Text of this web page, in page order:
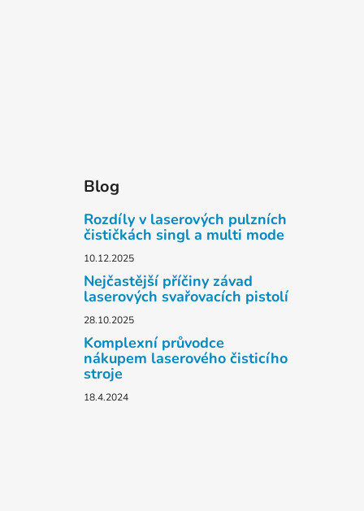
Blog
Rozdíly v laserových pulzních
čističkách singl a multi mode
10.12.2025
Nejčastější příčiny závad
laserových svařovacích pistolí
28.10.2025
Komplexní průvodce
nákupem laserového čisticího
stroje
18.4.2024